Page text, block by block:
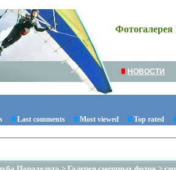
Фотогалерея
НОВОСТИ
Last comments Most viewed Top rated